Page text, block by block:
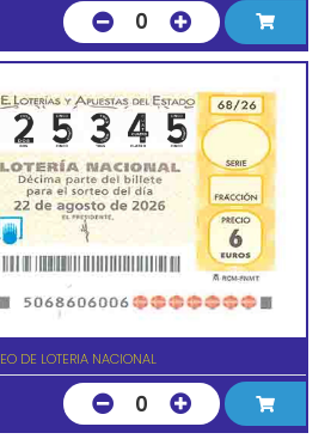
0
DE LOTERIA NACIONAL
0